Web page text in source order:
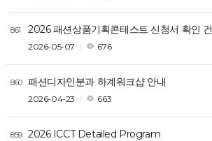
861 2026 패션상품기획콘테스트 신청서 확인 건
2026-05-07 676
860 패션디자인분과 하계워크샵 안내
2026-04-23 663
859 2026 ICCT Detailed Program